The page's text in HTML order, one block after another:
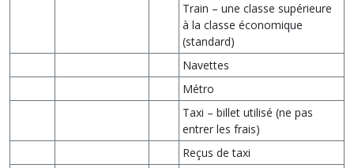
Train – une classe supérieure
à la classe économique
(standard)
Navettes
Métro
Taxi – billet utilisé (ne pas
entrer les frais)
Reçus de taxi